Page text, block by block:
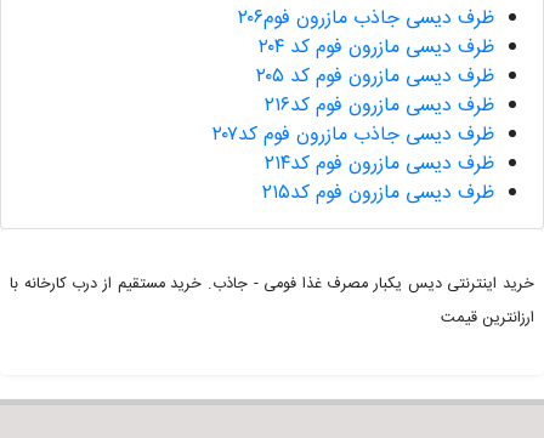
ظرف دیسی جاذب مازرون فوم۲۰۶
ظرف دیسی مازرون فوم کد ۲۰۴
ظرف دیسی مازرون فوم کد ۲۰۵
ظرف دیسی مازرون فوم کد۲۱۶
ظرف دیسی جاذب مازرون فوم کد۲۰۷
ظرف دیسی مازرون فوم کد۲۱۴
ظرف دیسی مازرون فوم کد۲۱۵
خرید اینترنتی دیس یکبار مصرف غذا فومی - جاذب. خرید مستقیم از درب کارخانه با
ارزانترین قیمت